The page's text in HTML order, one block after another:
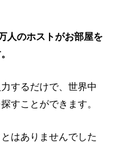
人のホストがお部屋を
するだけで、世界中
すことができます。
はありませんでした